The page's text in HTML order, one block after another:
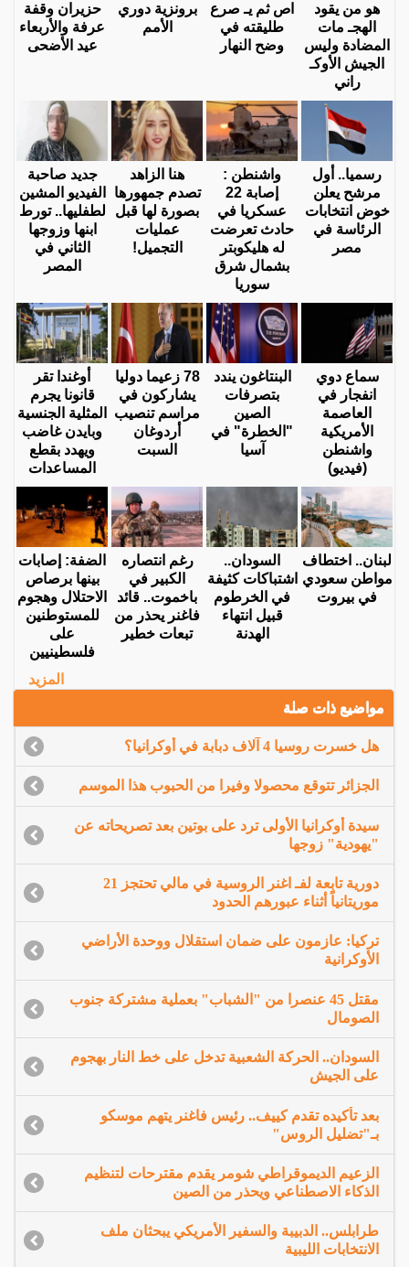
هو من يقود
الهجـ مات
المضادة وليس
الجيش الأوكـ
راني
اص ثم يـ صرع
طليقته في
وضح النهار
برونزية دوري
الأمم
حزيران وقفة
عرفة والأربعاء
عيد الأضحى
رسميا.. أول
مرشح يعلن
خوض انتخابات
الرئاسة في
مصر
واشنطن :
إصابة 22
عسكريا في
حادث تعرضت
له هليكوبتر
بشمال شرق
سوريا
هنا الزاهد
تصدم جمهورها
بصورة لها قبل
عمليات
التجميل!
جديد صاحبة
الفيديو المشين
لطفليها.. تورط
ابنها وزوجها
الثاني في
المصر
سماع دوي
انفجار في
العاصمة
الأمريكية
واشنطن
(فيديو)
البنتاغون يندد
بتصرفات
الصين
"الخطرة" في
آسيا
78 زعيما دوليا
يشاركون في
مراسم تنصيب
أردوغان
السبت
أوغندا تقر
قانونا يجرم
المثلية الجنسية
وبايدن غاضب
ويهدد بقطع
المساعدات
لبنان.. اختطاف
مواطن سعودي
في بيروت
السودان..
اشتباكات كثيفة
في الخرطوم
قبيل انتهاء
الهدنة
رغم انتصاره
الكبير في
باخموت.. قائد
فاغنر يحذر من
تبعات خطير
الضفة: إصابات
بينها برصاص
الاحتلال وهجوم
للمستوطنين
على
فلسطينيين
المزيد
مواضيع ذات صلة
هل خسرت روسيا 4 آلاف دبابة في أوكرانيا؟
الجزائر تتوقع محصولا وفيرا من الحبوب هذا الموسم
سيدة أوكرانيا الأولى ترد على بوتين بعد تصريحاته عن
"يهودية" زوجها
دورية تابعة لفـ اغنر الروسية في مالي تحتجز 21
موريتانياً أثناء عبورهم الحدود
تركيا: عازمون على ضمان استقلال ووحدة الأراضي
الأوكرانية
مقتل 45 عنصرا من "الشباب" بعملية مشتركة جنوب
الصومال
السودان.. الحركة الشعبية تدخل على خط النار بهجوم
على الجيش
بعد تأكيده تقدم كييف.. رئيس فاغنر يتهم موسكو
بـ"تضليل الروس"
الزعيم الديموقراطي شومر يقدم مقترحات لتنظيم
الذكاء الاصطناعي ويحذر من الصين
طرابلس.. الدبيبة والسفير الأمريكي يبحثان ملف
الانتخابات الليبية